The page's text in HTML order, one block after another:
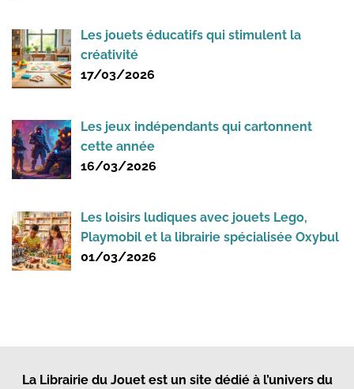
Les jouets éducatifs qui stimulent la
créativité
17/03/2026
Les jeux indépendants qui cartonnent
cette année
16/03/2026
Les loisirs ludiques avec jouets Lego,
Playmobil et la librairie spécialisée Oxybul
01/03/2026
La Librairie du Jouetest un site dédié à l’univers du